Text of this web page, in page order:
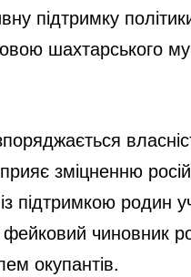
підтримку
шахтарського
зміцненню
підтримкою родин
чиновник
окупантів.